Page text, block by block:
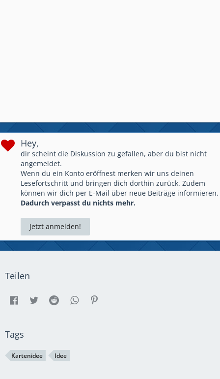
Hey,
dir scheint die Diskussion zu gefallen, aber du bist nicht
angemeldet.
Wenn du ein Konto eröffnest merken wir uns deinen
Lesefortschritt und bringen dich dorthin zurück. Zudem
können wir dich per E-Mail über neue Beiträge informieren.
Dadurch verpasst du nichts mehr.
Jetzt anmelden!
Teilen
Tags
Kartenidee Idee